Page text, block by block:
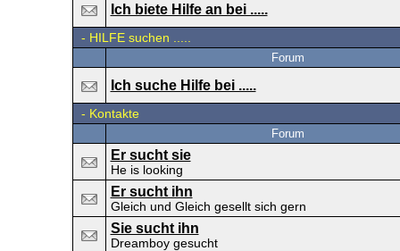
Ich biete Hilfe an bei .....
- HILFE suchen .....
Forum
Ich suche Hilfe bei .....
- Kontakte
Forum
Er sucht sie
He is looking
Er sucht ihn
Gleich und Gleich gesellt sich gern
Sie sucht ihn
Dreamboy gesucht